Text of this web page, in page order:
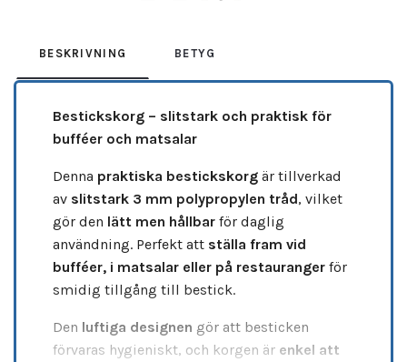
BESKRIVNING BETYG
Bestickskorg – slitstark och praktisk för
bufféer och matsalar
Denna praktiska bestickskorg är tillverkad
av slitstark 3 mm polypropylen tråd, vilket
gör den lätt men hållbar för daglig
användning. Perfekt att ställa fram vid
bufféer, i matsalar eller på restauranger för
smidig tillgång till bestick.
Den luftiga designen gör att besticken
förvaras hygieniskt, och korgen är enkel att